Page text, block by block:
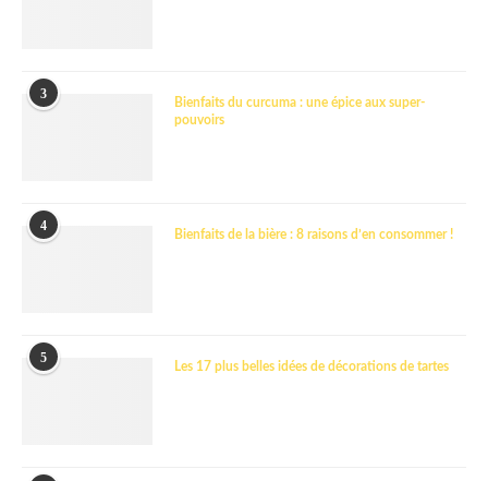
3
Bienfaits du curcuma : une épice aux super-
pouvoirs
4
Bienfaits de la bière : 8 raisons d’en consommer !
5
Les 17 plus belles idées de décorations de tartes